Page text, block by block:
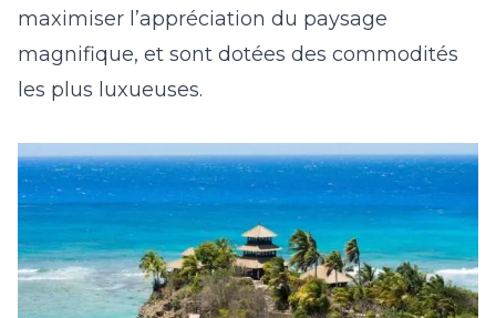
maximiser l’appréciation du paysage
magnifique, et sont dotées des commodités
les plus luxueuses.